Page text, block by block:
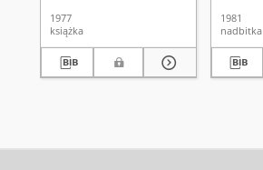
1977
książka
1981
nadbitka